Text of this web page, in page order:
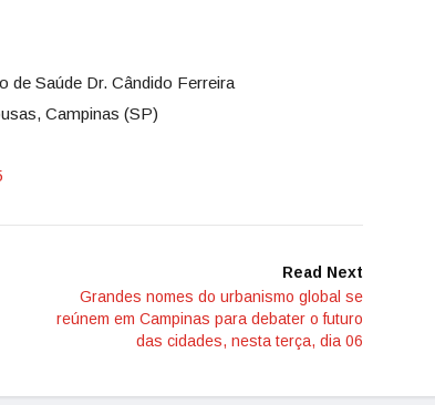
de Saúde Dr. Cândido Ferreira
Campinas (SP)
Read Next
Grandes nomes do urbanismo global se
reúnem em Campinas para debater o futuro
das cidades, nesta terça, dia 06